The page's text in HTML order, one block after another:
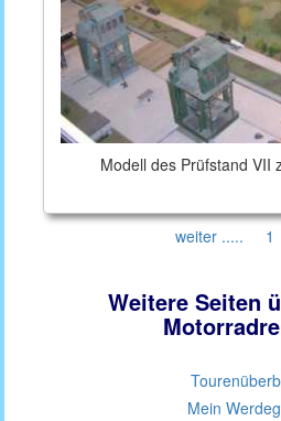
Modell des Prüfstand VII
weiter ..... 1
Weitere Seiten
Mein